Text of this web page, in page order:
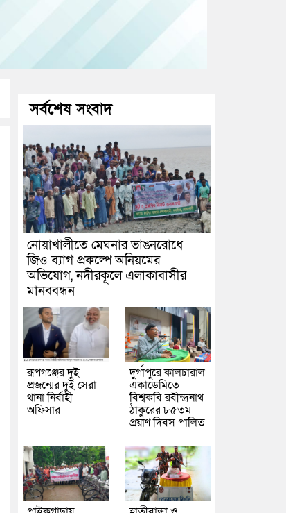
সর্বশেষ সংবাদ
নোয়াখালীতে মেঘনার ভাঙনরোধে
জিও ব্যাগ প্রকল্পে অনিয়মের
অভিযোগ, নদীরকূলে এলাকাবাসীর
মানববন্ধন
রূপগঞ্জের দুই
প্রজন্মের দুই সেরা
থানা নির্বাহী
অফিসার
দুর্গাপুরে কালচারাল
একাডেমিতে
বিশ্বকবি রবীন্দ্রনাথ
ঠাকুরের ৮৫তম
প্রয়াণ দিবস পালিত